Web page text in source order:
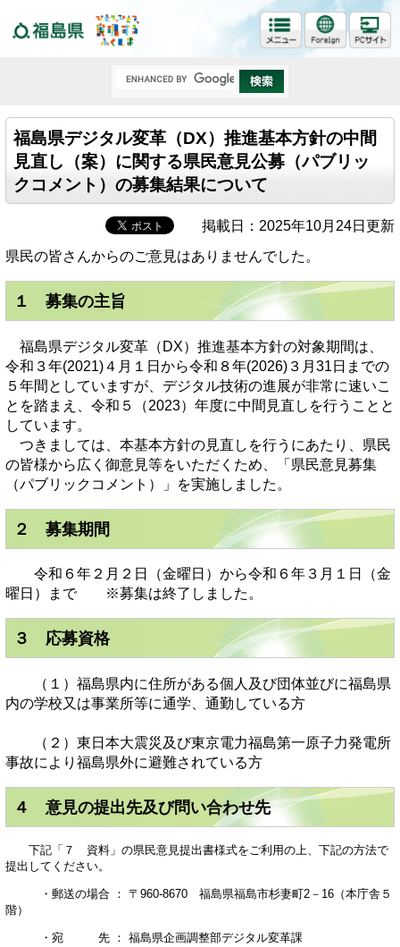
福島県デジタル変革（DX）推進基本方針の中間
見直し（案）に関する県民意見公募（パブリッ
クコメント）の募集結果について
掲載日：2025年10月24日更新
県民の皆さんからのご意見はありませんでした。
１ 募集の主旨
福島県デジタル変革（DX）推進基本方針の対象期間は、
令和３年(2021)４月１日から令和８年(2026)３月31日までの
５年間としていますが、デジタル技術の進展が非常に速いこ
とを踏まえ、令和５（2023）年度に中間見直しを行うことと
しています。
つきましては、本基本方針の見直しを行うにあたり、県民
の皆様から広く御意見等をいただくため、「県民意見募集
（パブリックコメント）」を実施しました。
２ 募集期間
令和６年２月２日（金曜日）から令和６年３月１日（金
曜日）まで ※募集は終了しました。
３ 応募資格
（１）福島県内に住所がある個人及び団体並びに福島県
内の学校又は事業所等に通学、通勤している方
（２）東日本大震災及び東京電力福島第一原子力発電所
事故により福島県外に避難されている方
４ 意見の提出先及び問い合わせ先
下記「７ 資料」の県民意見提出書様式をご利用の上、下記の方法で
提出してください。
・郵送の場合 ： 〒960-8670 福島県福島市杉妻町2－16（本庁舎５
階）
・宛 先 ： 福島県企画調整部デジタル変革課